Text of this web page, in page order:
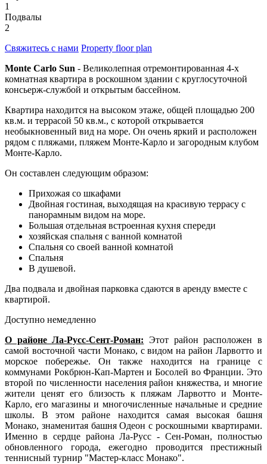
1
Подвалы
2
Свяжитесь с нами Property floor plan
Monte Carlo Sun - Великолепная отремонтированная 4-х
комнатная квартира в роскошном здании с круглосуточной
консьерж-службой и открытым бассейном.
Квартира находится на высоком этаже, общей площадью 200
кв.м. и террасой 50 кв.м., с которой открывается
необыкновенный вид на море. Он очень яркий и расположен
рядом с пляжами, пляжем Монте-Карло и загородным клубом
Монте-Карло.
Он составлен следующим образом:
Прихожая со шкафами
Двойная гостиная, выходящая на красивую террасу с
панорамным видом на море.
Большая отдельная встроенная кухня спереди
хозяйская спальня с ванной комнатой
Спальня со своей ванной комнатой
Спальня
В душевой.
Два подвала и двойная парковка сдаются в аренду вместе с
квартирой.
Доступно немедленно
О районе Ла-Русс-Сент-Роман: Этот район расположен в
самой восточной части Монако, с видом на район Ларвотто и
морское побережье. Он также находится на границе с
коммунами Рокбрюн-Кап-Мартен и Босолей во Франции. Это
второй по численности населения район княжества, и многие
жители ценят его близость к пляжам Ларвотто и Монте-
Карло, его магазины и многочисленные начальные и средние
школы. В этом районе находится самая высокая башня
Монако, знаменитая башня Одеон с роскошными квартирами.
Именно в сердце района Ла-Русс - Сен-Роман, полностью
обновленного города, ежегодно проводится престижный
теннисный турнир "Мастер-класс Монако".